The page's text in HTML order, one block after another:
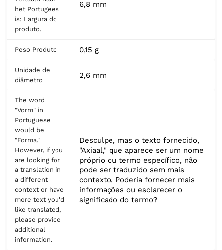
het Portugees
is: Largura do
produto.
6,8 mm
Peso Produto 0,15 g
Unidade de
diâmetro
2,6 mm
The word
"Vorm" in
Portuguese
would be
"Forma."
However, if you
are looking for
a translation in
a different
context or have
more text you'd
like translated,
please provide
additional
information.
Desculpe, mas o texto fornecido,
"Axiaal," que aparece ser um nome
próprio ou termo específico, não
pode ser traduzido sem mais
contexto. Poderia fornecer mais
informações ou esclarecer o
significado do termo?